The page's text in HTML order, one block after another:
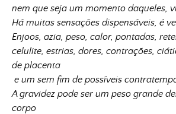
nem que seja um momento daqueles,
Há muitas sensações dispensáveis, é
Enjoos, azia, peso, calor, pontadas,
celulite, estrias, dores, contrações,
de placenta
e um sem fim de possíveis
A gravidez pode ser um peso grande
corpo